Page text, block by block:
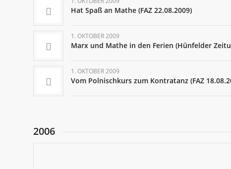
Hat Spaß an Mathe (FAZ 22.08.2009)
1. OKTOBER 2009
Marx und Mathe in den Ferien (Hünfelder
1. OKTOBER 2009
Vom Polnischkurs zum Kontratanz (FAZ
2006